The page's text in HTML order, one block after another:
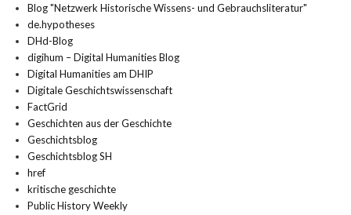
Blog "Netzwerk Historische Wissens- und Gebrauchsliteratur"
de.hypotheses
DHd-Blog
digihum – Digital Humanities Blog
Digital Humanities am DHIP
Digitale Geschichtswissenschaft
FactGrid
Geschichten aus der Geschichte
Geschichtsblog
Geschichtsblog SH
href
kritische geschichte
Public History Weekly